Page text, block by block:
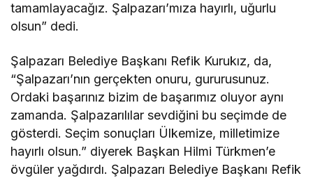
tamamlayacağız. Şalpazarı’mıza hayırlı, uğurlu
olsun” dedi.
Şalpazarı Belediye Başkanı Refik Kurukız, da,
“Şalpazarı’nın gerçekten onuru, gururusunuz.
Ordaki başarınız bizim de başarımız oluyor aynı
zamanda. Şalpazarılılar sevdiğini bu seçimde de
gösterdi. Seçim sonuçları Ülkemize, milletimize
hayırlı olsun.” diyerek Başkan Hilmi Türkmen’e
övgüler yağdırdı. Şalpazarı Belediye Başkanı Refik